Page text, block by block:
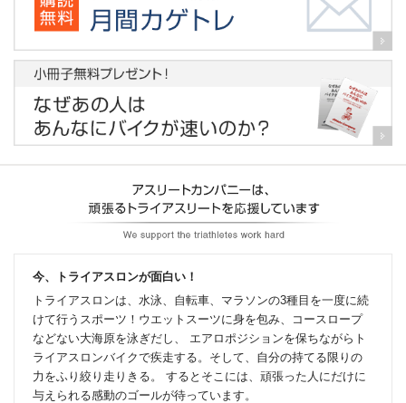
今、トライアスロンが面白い！
トライアスロンは、水泳、自転車、マラソンの3種目を一度に続
けて行うスポーツ！ウエットスーツに身を包み、コースロープ
などない大海原を泳ぎだし、 エアロポジションを保ちながらト
ライアスロンバイクで疾走する。そして、自分の持てる限りの
力をふり絞り走りきる。 するとそこには、頑張った人にだけに
与えられる感動のゴールが待っています。